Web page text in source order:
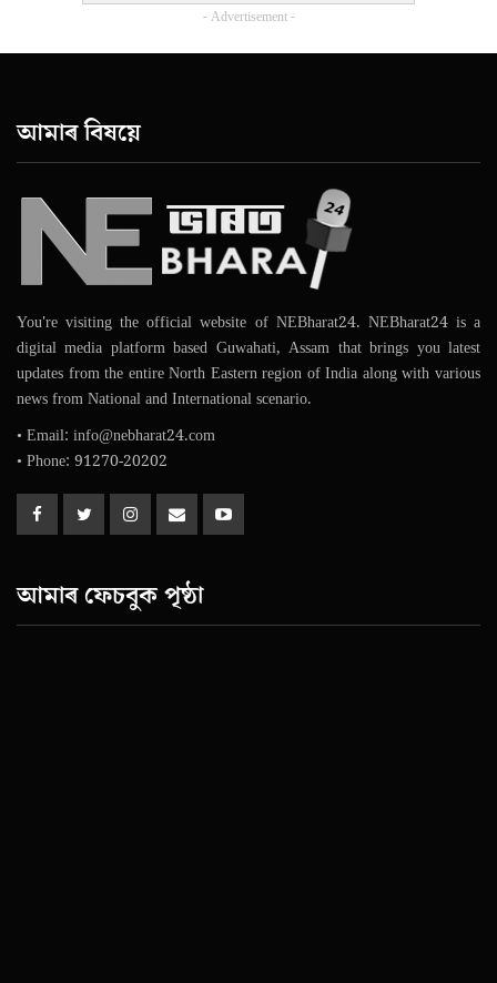
- Advertisement -
আমাৰ বিষয়ে
You're visiting the official website of NEBharat24. NEBharat24 is a
digital media platform based Guwahati, Assam that brings you latest
updates from the entire North Eastern region of India along with various
news from National and International scenario.
• Email: info@nebharat24.com
• Phone: 91270-20202
আমাৰ ফেচবুক পৃষ্ঠা